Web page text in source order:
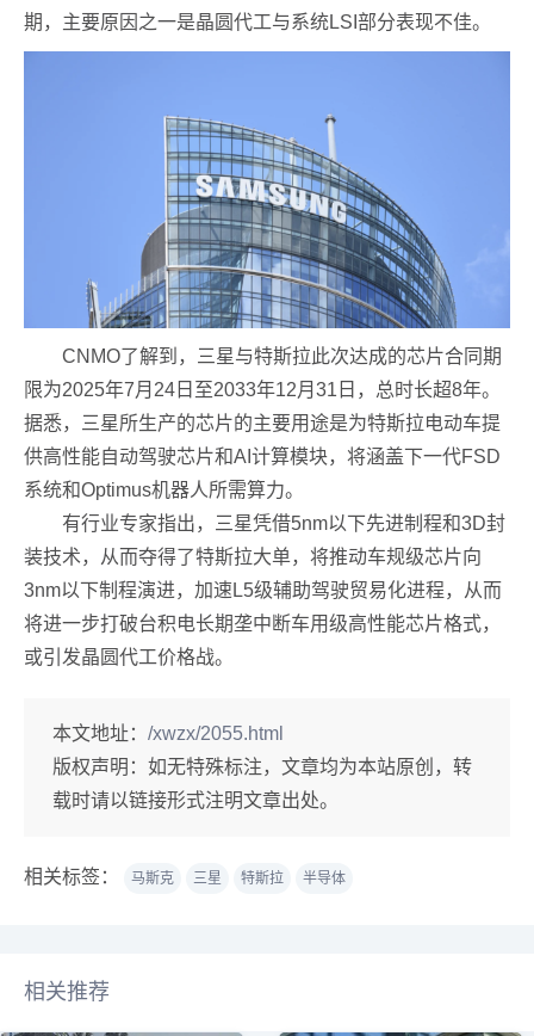
期，主要原因之一是晶圆代工与系统LSI部分表现不佳。
CNMO了解到，三星与特斯拉此次达成的芯片合同期
限为2025年7月24日至2033年12月31日，总时长超8年。
据悉，三星所生产的芯片的主要用途是为特斯拉电动车提
供高性能自动驾驶芯片和AI计算模块，将涵盖下一代FSD
系统和Optimus机器人所需算力。
有行业专家指出，三星凭借5nm以下先进制程和3D封
装技术，从而夺得了特斯拉大单，将推动车规级芯片向
3nm以下制程演进，加速L5级辅助驾驶贸易化进程，从而
将进一步打破台积电长期垄中断车用级高性能芯片格式，
或引发晶圆代工价格战。
本文地址： /xwzx/2055.html
版权声明： 如无特殊标注，文章均为本站原创，转
载时请以链接形式注明文章出处。
相关标签： 马斯克 三星 特斯拉 半导体
相关推荐